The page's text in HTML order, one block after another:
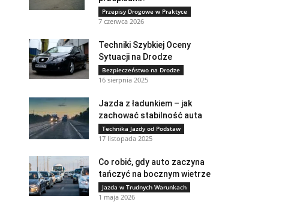
Przepisy Drogowe w Praktyce
7 czerwca 2026
Techniki Szybkiej Oceny
Sytuacji na Drodze
Bezpieczeństwo na Drodze
16 sierpnia 2025
Jazda z ładunkiem – jak
zachować stabilność auta
Technika Jazdy od Podstaw
17 listopada 2025
Co robić, gdy auto zaczyna
tańczyć na bocznym wietrze
Jazda w Trudnych Warunkach
1 maja 2026